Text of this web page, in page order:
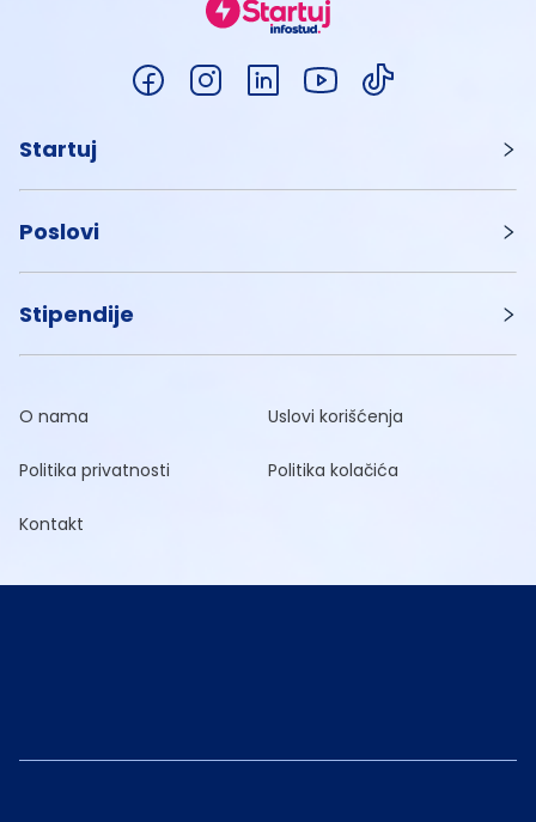
Startuj
Poslovi
Stipendije
O nama Uslovi korišćenja
Politika privatnosti Politika kolačića
Kontakt